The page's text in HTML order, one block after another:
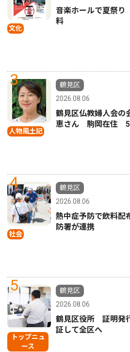
文化
音楽ホールで夏祭
料
3
人物風土記
鶴見区
2026.08.06
鶴見区仏教婦人会
恵さん 駒岡在住
4
社会
鶴見区
2026.08.06
熱中症予防で飲料
防署が連携
5
トップニュ
ース
鶴見区
2026.08.06
鶴見区役所 証明発
証して全区へ